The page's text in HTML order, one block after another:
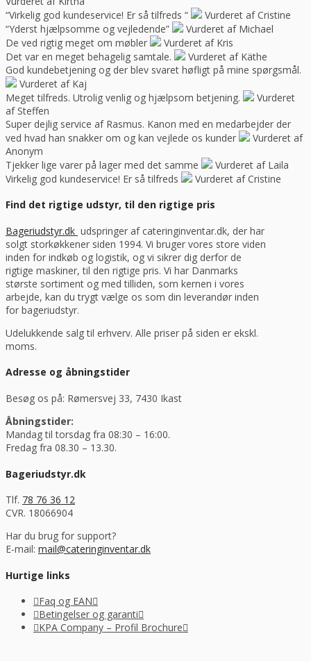
“Virkelig god kundeservice! Er så tilfreds “
Vurderet af Cristine
“Yderst hjælpsomme og vejledende”
Vurderet af Michael
De ved rigtig meget om møbler
Vurderet af Kris
Det var en meget behagelig samtale.
Vurderet af Käthe
God kundebetjening og der blev svaret høfligt på mine spørgsmål.
Vurderet af Kaj
Meget tilfreds. Utrolig venlig og hjælpsom betjening.
Vurderet
af Steffen
Super dejlig service af Rasmus. Kanon med en medarbejder der
ved hvad han snakker om og kan vejlede os kunder
Vurderet af
Anonym
Tjekker lige varer på lager med det samme
Vurderet af Laila
Virkelig god kundeservice! Er så tilfreds
Vurderet af Cristine
Find det rigtige udstyr, til den rigtige pris
Bageriudstyr.dk udspringer af cateringinventar.dk, der har
solgt storkøkkener siden 1994. Vi bruger vores store viden
inden for indkøb og logistik, og vi sikrer dig derfor de
rigtige maskiner, til den rigtige pris. Vi har Danmarks
største sortiment og med tilliden, som kernen i vores
arbejde, kan du trygt vælge os som din leverandør inden
for bageriudstyr.
Udelukkende salg til erhverv. Alle priser på siden er ekskl.
moms.
Adresse og åbningstider
Besøg os på: Rømersvej 33, 7430 Ikast
Åbningstider:
Mandag til torsdag fra 08:30 – 16:00.
Fredag fra 08.30 – 13.30.
Bageriudstyr.dk
Tlf. 78 76 36 12
CVR. 18066904
Har du brug for support?
E-mail: mail@cateringinventar.dk
Hurtige links
Faq og EAN
Betingelser og garanti
KPA Company – Profil Brochure